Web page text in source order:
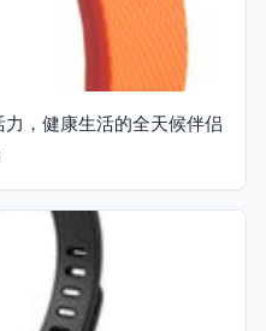
，健康生活的全天候伴侣